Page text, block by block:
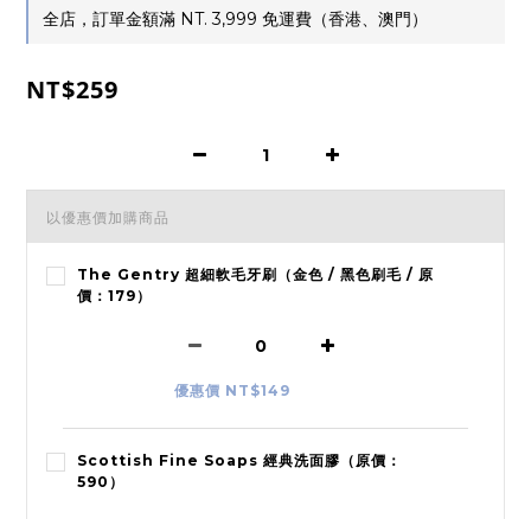
全店，訂單金額滿 NT. 3,999 免運費（香港、澳門）
NT$259
以優惠價加購商品
The Gentry 超細軟毛牙刷（金色 / 黑色刷毛 / 原
價：179）
優惠價 NT$149
Scottish Fine Soaps 經典洗面膠（原價：
590）